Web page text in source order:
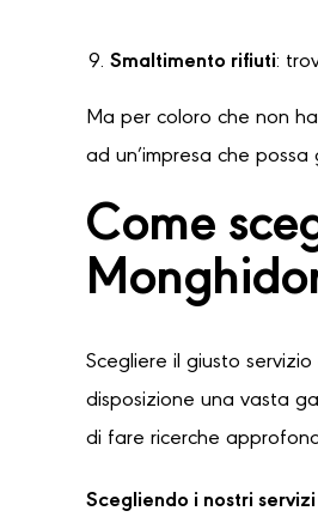
Smaltimento rifiuti:
Ma per coloro che non
ad un’impresa che
Come
Scegliere il giusto
disposizione una vasta
di fare ricerche
Scegliendo i nostri